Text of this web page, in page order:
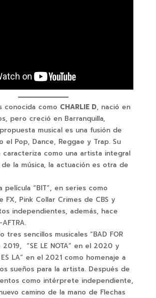
conocida como CHARLIE D, nació en
pero creció en Barranquilla,
musical es una fusión de
el Pop, Dance, Reggae y Trap. Su
caracteriza como una artista integral
la música, la actuación es otra de
película “BIT”, en series como
FX, Pink Collar Crimes de CBS y
independientes, además, hace
tres sencillos musicales “BAD FOR
2019, “SE LE NOTA” en el 2020 y
ES LA” en el 2021 como homenaje a
sueños para la artista. Después de
como intérprete independiente,
camino de la mano de Flechas